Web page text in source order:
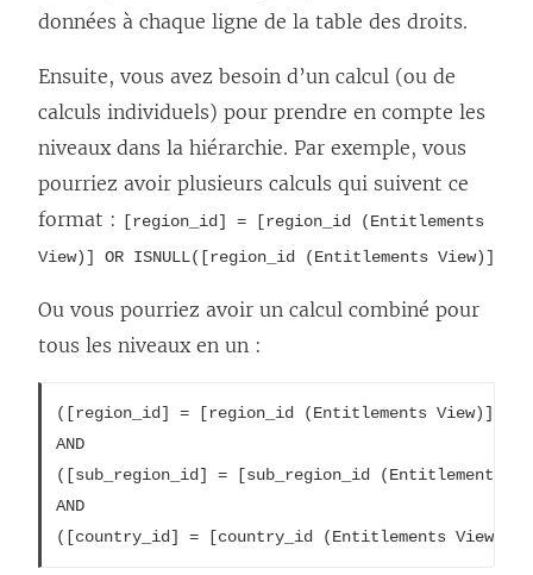
données à chaque ligne de la table des droits.
Ensuite, vous avez besoin d’un calcul (ou de
calculs individuels) pour prendre en compte les
niveaux dans la hiérarchie. Par exemple, vous
pourriez avoir plusieurs calculs qui suivent ce
format :
[region_id] = [region_id (Entitlements
View)] OR ISNULL([region_id (Entitlements View)]
Ou vous pourriez avoir un calcul combiné pour
tous les niveaux en un :
([region_id] = [region_id (Entitlements View)] OR
AND
([sub_region_id] = [sub_region_id (Entitlements
AND
([country_id] = [country_id (Entitlements View)]